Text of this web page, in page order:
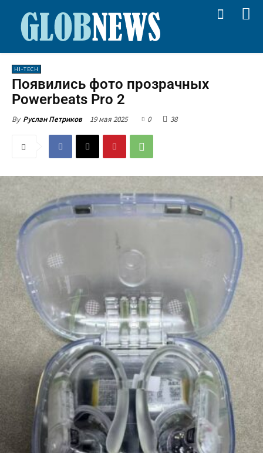
HI-TECH
Появились фото прозрачных
Powerbeats Pro 2
By Руслан Петриков 19 мая 2025 0 38